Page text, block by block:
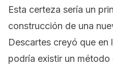
Esta certeza sería un
construcción de una
Descartes creyó que en
podría existir un